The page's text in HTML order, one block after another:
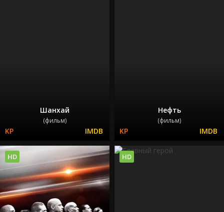
Шанхай
(фильм)
Нефть
(фильм)
HD HD